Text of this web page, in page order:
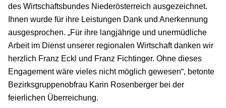
des Wirtschaftsbundes Niederösterreich ausgezeichnet.
Ihnen wurde für ihre Leistungen Dank und Anerkennung
ausgesprochen. „Für ihre langjährige und unermüdliche
Arbeit im Dienst unserer regionalen Wirtschaft danken wir
herzlich Franz Eckl und Franz Fichtinger. Ohne dieses
Engagement wäre vieles nicht möglich gewesen“, betonte
Bezirksgruppenobfrau Karin Rosenberger bei der
feierlichen Überreichung.